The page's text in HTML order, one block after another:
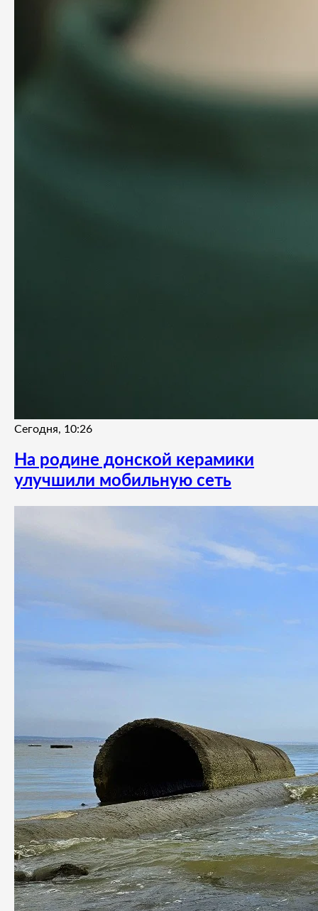
Сегодня, 10:26
На родине донской керамики
улучшили мобильную сеть